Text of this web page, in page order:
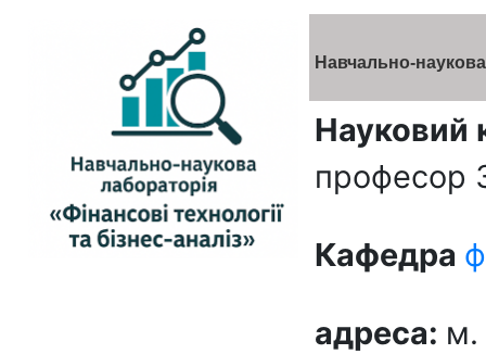
Навчально-наукова
Науковий
професор
Кафедра
адреса: м.